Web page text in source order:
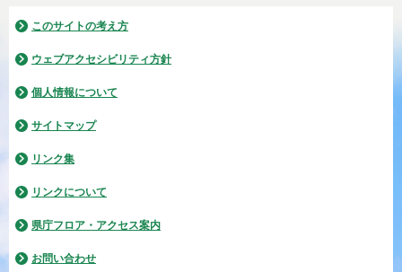
このサイトの考え方
ウェブアクセシビリティ方針
個人情報について
サイトマップ
リンク集
リンクについて
県庁フロア・アクセス案内
お問い合わせ